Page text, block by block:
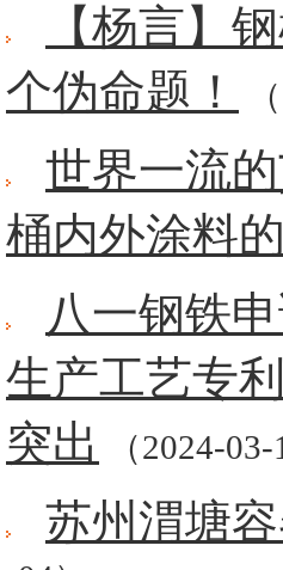
【杨言】
个伪命题！
世界一流
桶内外涂料
八一钢铁
生产工艺专
突出
（2024-
苏州渭塘